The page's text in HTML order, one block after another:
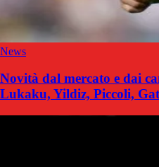
News
Novità dal mercato e dai
Lukaku, Yildiz, Piccoli,